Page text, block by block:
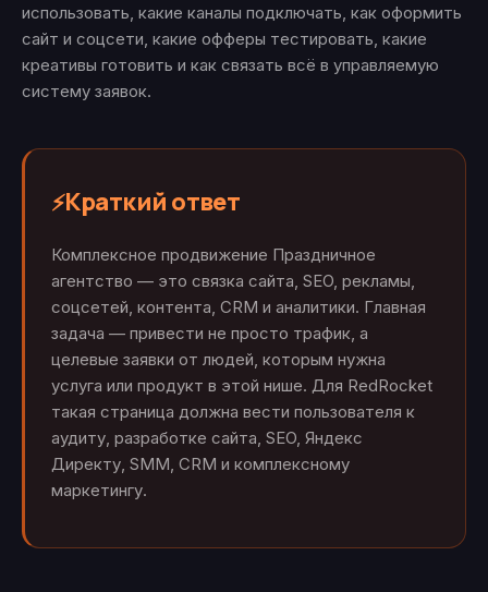
использовать, какие каналы подключать, как оформить
сайт и соцсети, какие офферы тестировать, какие
креативы готовить и как связать всё в управляемую
систему заявок.
⚡Краткий ответ
Комплексное продвижение Праздничное
агентство — это связка сайта, SEO, рекламы,
соцсетей, контента, CRM и аналитики. Главная
задача — привести не просто трафик, а
целевые заявки от людей, которым нужна
услуга или продукт в этой нише. Для RedRocket
такая страница должна вести пользователя к
аудиту, разработке сайта, SEO, Яндекс
Директу, SMM, CRM и комплексному
маркетингу.